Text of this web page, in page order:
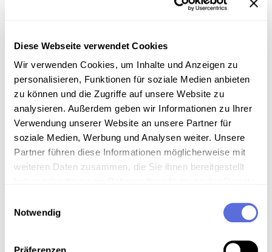
Diese Webseite verwendet Cookies
Wir verwenden Cookies, um Inhalte und Anzeigen zu
personalisieren, Funktionen für soziale Medien anbieten
zu können und die Zugriffe auf unsere Website zu
analysieren. Außerdem geben wir Informationen zu Ihrer
Verwendung unserer Website an unsere Partner für
soziale Medien, Werbung und Analysen weiter. Unsere
Partner führen diese Informationen möglicherweise mit
weiteren Daten zusammen, die Sie ihnen bereitgestellt
Notwendig
Präferenzen
Information
Inhalt
Nachrichten